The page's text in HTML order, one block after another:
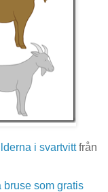
i svartvittfrån
bruse som gratis